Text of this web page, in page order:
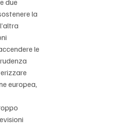
la
le
europea,